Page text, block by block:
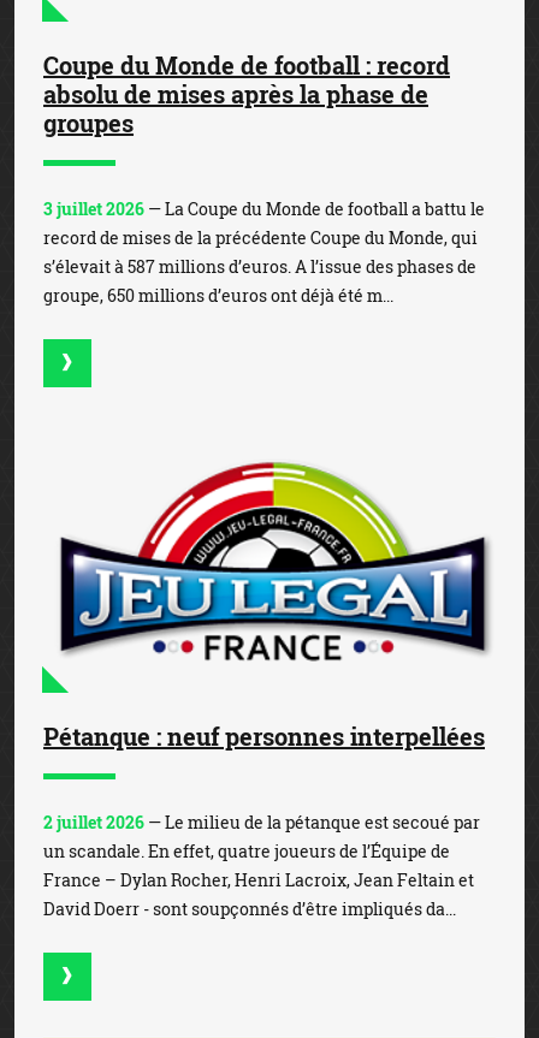
Coupe du Monde de football : record
absolu de mises après la phase de
groupes
3 juillet 2026 — La Coupe du Monde de football a battu le
record de mises de la précédente Coupe du Monde, qui
s’élevait à 587 millions d’euros. A l’issue des phases de
groupe, 650 millions d’euros ont déjà été m...
Pétanque : neuf personnes interpellées
2 juillet 2026 — Le milieu de la pétanque est secoué par
un scandale. En effet, quatre joueurs de l’Équipe de
France – Dylan Rocher, Henri Lacroix, Jean Feltain et
David Doerr - sont soupçonnés d’être impliqués da...